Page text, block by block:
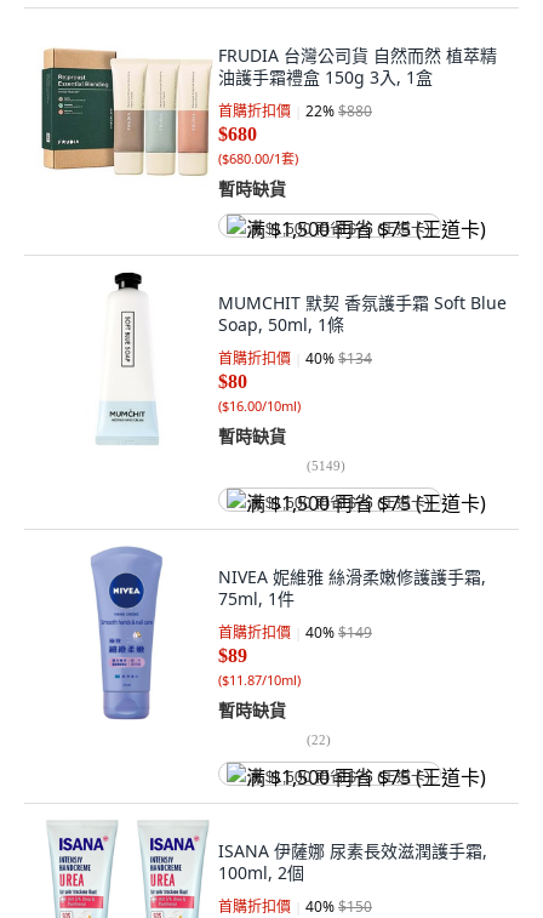
FRUDIA 台灣公司貨 自然而然 植萃精
油護手霜禮盒 150g 3入, 1盒
首購折扣價 22%$880
$680
($680.00/1套)
暫時缺貨
满 $1,500 再省 $75 (王道卡)
MUMCHIT 默契 香氛護手霜 Soft Blue
Soap, 50ml, 1條
首購折扣價 40%$134
$80
($16.00/10ml)
暫時缺貨
(5149)
满 $1,500 再省 $75 (王道卡)
NIVEA 妮維雅 絲滑柔嫩修護護手霜,
75ml, 1件
首購折扣價 40%$149
$89
($11.87/10ml)
暫時缺貨
(22)
满 $1,500 再省 $75 (王道卡)
ISANA 伊薩娜 尿素長效滋潤護手霜,
100ml, 2個
首購折扣價 40%$150